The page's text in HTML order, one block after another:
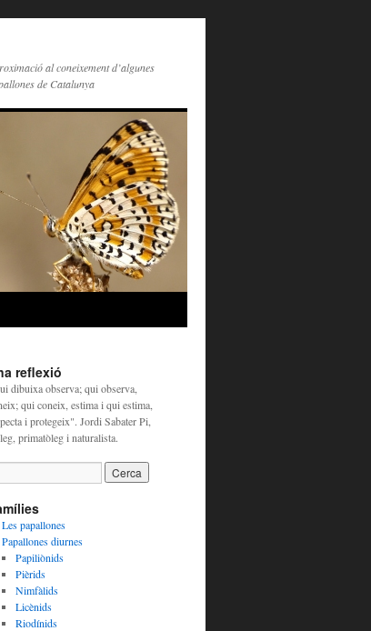
al coneixement d’algunes
de Catalunya
reflexió
dibuixa observa; qui observa,
qui coneix, estima i qui estima,
i protegeix". Jordi Sabater Pi,
primatòleg i naturalista.
Les papallones
Papallones diurnes
Papiliònids
Pièrids
Nimfàlids
Licènids
Riodínids